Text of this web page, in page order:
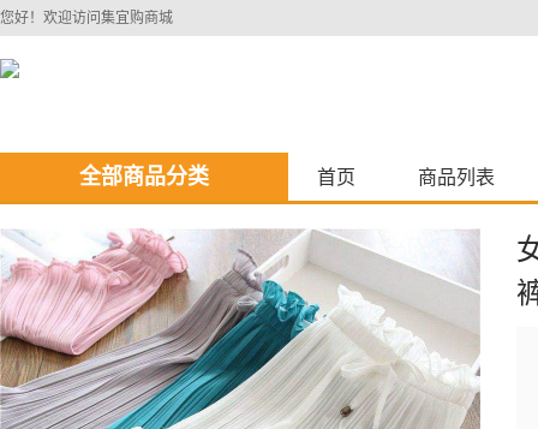
您好！欢迎访问集宜购商城
全部商品分类 首页 商品列表